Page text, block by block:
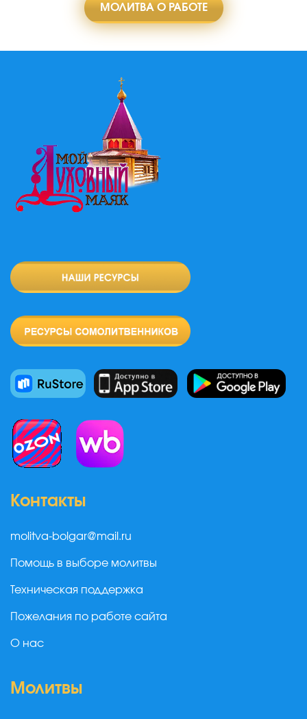
МОЛИТВА О РАБОТЕ
Контакты
molitva-bolgar@mail.ru
Помощь в выборе молитвы
Техническая поддержка
Пожелания по работе сайта
О нас
Молитвы